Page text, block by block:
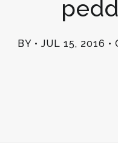
BY JUL 15, 2016